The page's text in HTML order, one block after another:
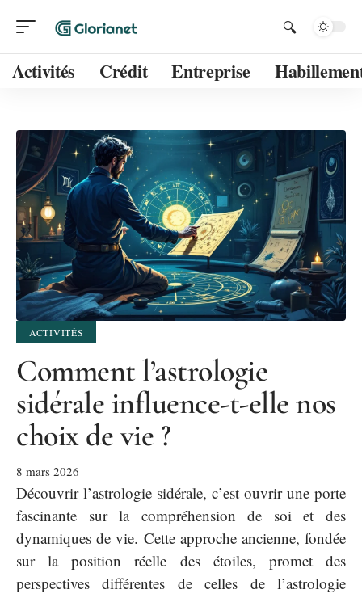
Activités Crédit Entreprise
ACTIVITÉS
Comment l’astrologie
sidérale influence-t-elle nos
choix de vie ?
8 mars 2026
Découvrir l’astrologie sidérale, c’est ouvrir une porte
fascinante sur la compréhension de soi et des
dynamiques de vie. Cette approche ancienne, fondée
sur la position réelle des étoiles, promet des
perspectives différentes de celles de l’astrologie